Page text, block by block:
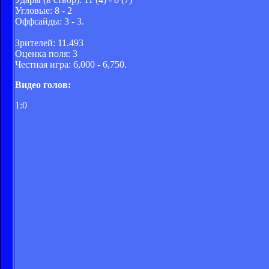
Угловые: 8 - 2
Оффсайды: 3 - 3.
Зрителей: 11.493
Оценка поля: 3
Честная игра: 6,000 - 6,750.
Видео голов:
1:0